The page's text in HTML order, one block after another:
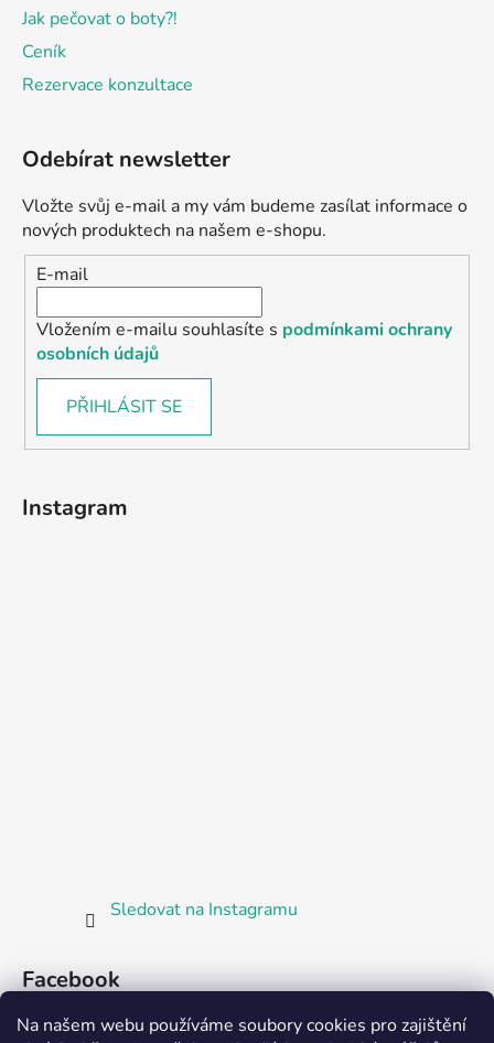
Na našem webu používáme soubory cookies pro zajištění
Jak pečovat o boty?!
Ceník
Rezervace konzultace
Odebírat newsletter
Vložte svůj e-mail a my vám budeme zasílat informace o
nových produktech na našem e-shopu.
E-mail
Vložením e-mailu souhlasíte s podmínkami ochrany
osobních údajů
PŘIHLÁSIT SE
Instagram
Sledovat na Instagramu
Facebook